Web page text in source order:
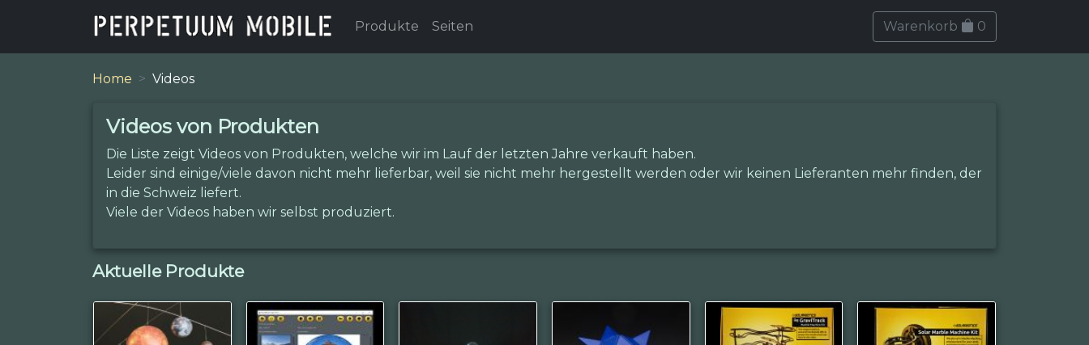
Produkte Seiten Warenkorb 0
Home Videos
Videos von Produkten
Die Liste zeigt Videos von Produkten, welche wir im Lauf der letzten Jahre verkauft haben.
Leider sind einige/viele davon nicht mehr lieferbar, weil sie nicht mehr hergestellt werden oder wir keinen Lieferanten mehr finden, der
in die Schweiz liefert.
Viele der Videos haben wir selbst produziert.
Aktuelle Produkte